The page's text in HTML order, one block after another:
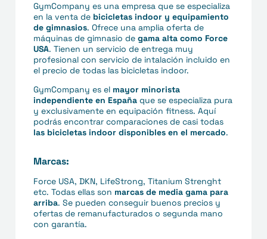
GymCompany es una empresa que se especializa
en la venta de bicicletas indoor y equipamiento
de gimnasios. Ofrece una amplia oferta de
máquinas de gimnasio de gama alta como Force
USA. Tienen un servicio de entrega muy
profesional con servicio de intalación incluido en
el precio de todas las bicicletas indoor.
GymCompany es el mayor minorista
independiente en España que se especializa pura
y exclusivamente en equipación fitness. Aquí
podrás encontrar comparaciones de casi todas
las bicicletas indoor disponibles en el mercado.
Marcas:
Force USA, DKN, LifeStrong, Titanium Strenght
etc. Todas ellas son marcas de media gama para
arriba. Se pueden conseguir buenos precios y
ofertas de remanufacturados o segunda mano
con garantía.